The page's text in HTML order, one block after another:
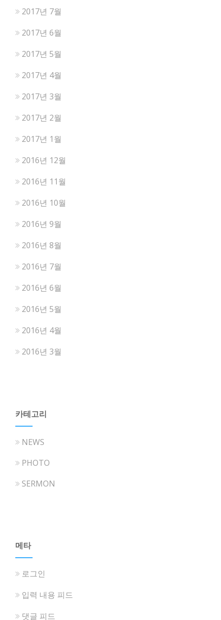
2017년 7월
2017년 6월
2017년 5월
2017년 4월
2017년 3월
2017년 2월
2017년 1월
2016년 12월
2016년 11월
2016년 10월
2016년 9월
2016년 8월
2016년 7월
2016년 6월
2016년 5월
2016년 4월
2016년 3월
카테고리
NEWS
PHOTO
SERMON
메타
로그인
입력 내용 피드
댓글 피드